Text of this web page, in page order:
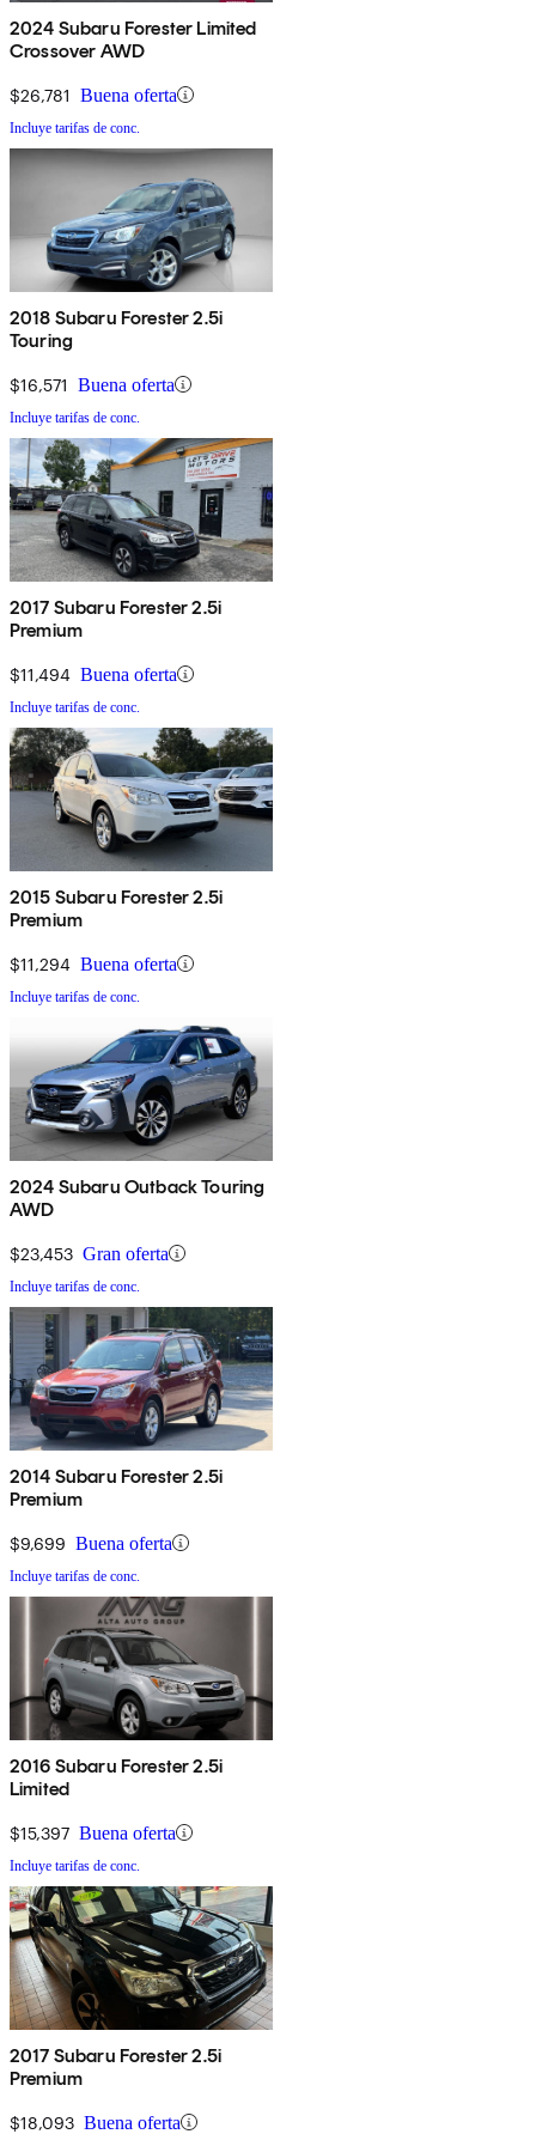
2024 Subaru Forester Limited
Crossover AWD
$26,781 Buena oferta
Incluye tarifas de conc.
2018 Subaru Forester 2.5i
Touring
$16,571 Buena oferta
Incluye tarifas de conc.
2017 Subaru Forester 2.5i
Premium
$11,494 Buena oferta
Incluye tarifas de conc.
2015 Subaru Forester 2.5i
Premium
$11,294 Buena oferta
Incluye tarifas de conc.
2024 Subaru Outback Touring
AWD
$23,453 Gran oferta
Incluye tarifas de conc.
2014 Subaru Forester 2.5i
Premium
$9,699 Buena oferta
Incluye tarifas de conc.
2016 Subaru Forester 2.5i
Limited
$15,397 Buena oferta
Incluye tarifas de conc.
2017 Subaru Forester 2.5i
Premium
$18,093 Buena oferta